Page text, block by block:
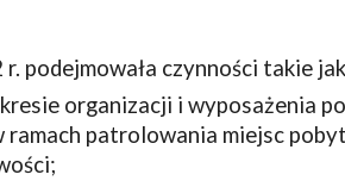
podejmowała czynności takie
organizacji i wyposażenia
patrolowania miejsc